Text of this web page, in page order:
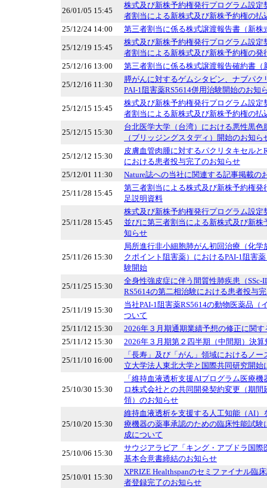
26/01/05 15:45
株式及び新株予約権発行プログラム設定
者割当による新株式及び新株予約権の払
25/12/24 14:00
第三者割当に係る株式譲渡報告書（新株
25/12/19 15:45
株式及び新株予約権発行プログラム設定
者割当による新株式及び新株予約権の発
25/12/16 13:00
第三者割当に係る株式譲渡報告確約書（
25/12/16 11:30
膵がんに対するゲムシタビン、ナブパク
PAI-1阻害薬RS5614併用治験開始のお知
25/12/15 15:45
株式及び新株予約権発行プログラム設定
者割当による新株式及び新株予約権の払
25/12/15 15:30
台北医学大学（台湾）における悪性黒色
（ブリッジングスタディ）開始のお知ら
25/12/12 15:30
皮膚血管肉腫に対するパクリタキセルと
における患者投与完了のお知らせ
25/12/01 11:30
Nature誌への当社に関連する記事掲載の
25/11/28 15:45
第三者割当による株式及び新株予約権発
足説明資料
25/11/28 15:45
株式及び新株予約権発行プログラム設定
並びに第三者割当による新株式及び新株
知らせ
25/11/26 15:30
局所進行非小細胞肺がん初回治療（化学
クポイント阻害薬）におけるPAI-1阻害
験開始
25/11/25 15:30
全身性強皮症に伴う間質性肺疾患（SSc-
RS5614の第二相治験における患者投与
25/11/19 15:30
当社PAI-1阻害薬RS5614の動物医薬品（
ついて
25/11/12 15:30
2026年３月期通期業績予想の修正に関す
25/11/12 15:30
2026年３月期第２四半期（中間期）決
25/11/10 16:00
「長寿」及び「がん」領域におけるノ
立大学法人東北大学と国際共同研究開始
25/10/30 15:30
「維持血液透析支援AIプログラム医療
ロ株式会社との共同開発契約変更（期間
領）のお知らせ
25/10/20 15:30
維持血液透析を支援する人工知能（AI）
療機器の薬事承認のための臨床性能試験
成について
25/10/06 15:30
サウジアラビア「キング・アブドラ国際
基本合意書締結のお知らせ
25/10/01 15:30
XPRIZE Healthspanのセミファイナル臨
者登録完了のお知らせ